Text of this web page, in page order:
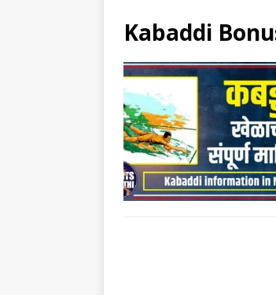
Kabaddi